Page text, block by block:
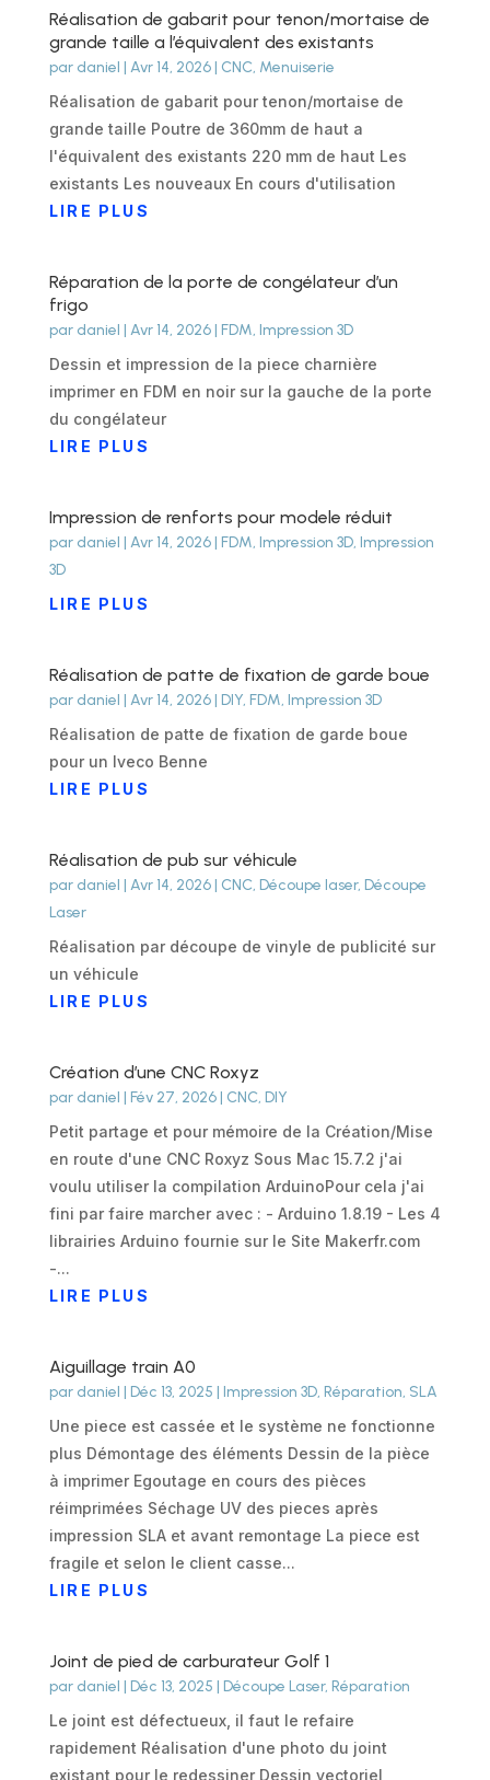
Réalisation de gabarit pour tenon/mortaise de
grande taille a l’équivalent des existants
par daniel | Avr 14, 2026| CNC, Menuiserie
Réalisation de gabarit pour tenon/mortaise de
grande taille Poutre de 360mm de haut a
l'équivalent des existants 220 mm de haut Les
existants Les nouveaux En cours d'utilisation
LIRE PLUS
Réparation de la porte de congélateur d’un
frigo
par daniel | Avr 14, 2026| FDM, Impression 3D
Dessin et impression de la piece charnière
imprimer en FDM en noir sur la gauche de la porte
du congélateur
LIRE PLUS
Impression de renforts pour modele réduit
par daniel | Avr 14, 2026| FDM, Impression 3D, Impression
3D
LIRE PLUS
Réalisation de patte de fixation de garde boue
par daniel | Avr 14, 2026| DIY, FDM, Impression 3D
Réalisation de patte de fixation de garde boue
pour un Iveco Benne
LIRE PLUS
Réalisation de pub sur véhicule
par daniel | Avr 14, 2026| CNC, Découpe laser, Découpe
Laser
Réalisation par découpe de vinyle de publicité sur
un véhicule
LIRE PLUS
Création d’une CNC Roxyz
par daniel | Fév 27, 2026| CNC, DIY
Petit partage et pour mémoire de la Création/Mise
en route d'une CNC Roxyz Sous Mac 15.7.2 j'ai
voulu utiliser la compilation ArduinoPour cela j'ai
fini par faire marcher avec : - Arduino 1.8.19 - Les 4
librairies Arduino fournie sur le Site Makerfr.com
-...
LIRE PLUS
Aiguillage train A0
par daniel | Déc 13, 2025 | Impression 3D, Réparation, SLA
Une piece est cassée et le système ne fonctionne
plus Démontage des éléments Dessin de la pièce
à imprimer Egoutage en cours des pièces
réimprimées Séchage UV des pieces après
impression SLA et avant remontage La piece est
fragile et selon le client casse...
LIRE PLUS
Joint de pied de carburateur Golf 1
par daniel | Déc 13, 2025 | Découpe Laser, Réparation
Le joint est défectueux, il faut le refaire
rapidement Réalisation d'une photo du joint
existant pour le redessiner Dessin vectoriel